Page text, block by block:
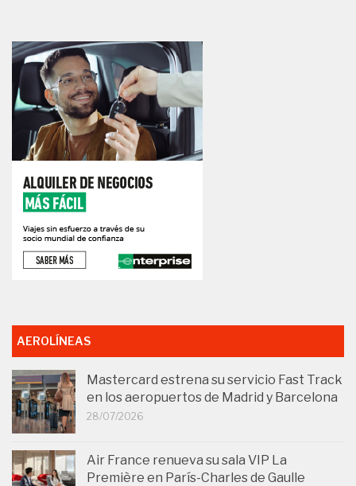
AEROLÍNEAS
Mastercard estrena su servicio Fast Track
en los aeropuertos de Madrid y Barcelona
28/07/2026
Air France renueva su sala VIP La
Première en París-Charles de Gaulle